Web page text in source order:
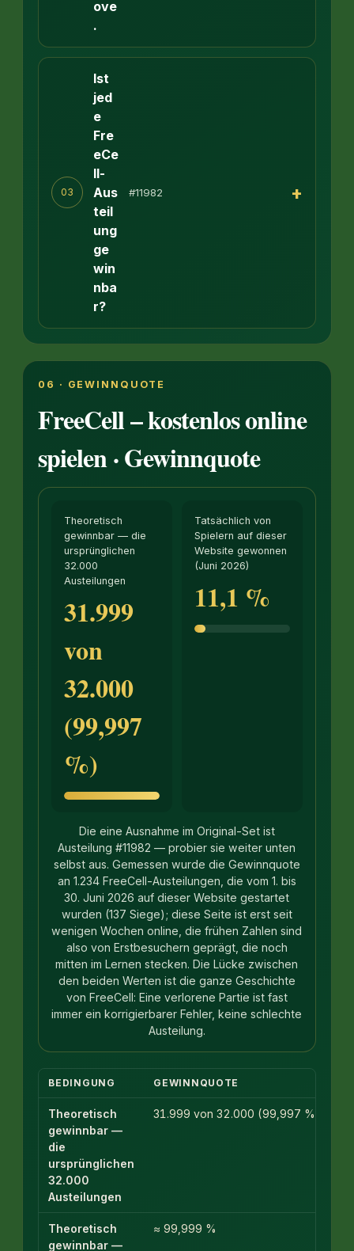
ove
.
03
Ist
jed
e
Fre
eCe
ll-
Aus
teil
ung
ge
win
nba
r?
#11982 +
06 · GEWINNQUOTE
FreeCell – kostenlos online
spielen · Gewinnquote
Theoretisch
gewinnbar — die
ursprünglichen
32.000
Austeilungen
31.999
von
32.000
(99,997
%)
Tatsächlich von
Spielern auf dieser
Website gewonnen
(Juni 2026)
11,1 %
Die eine Ausnahme im Original-Set ist
Austeilung #11982 — probier sie weiter unten
selbst aus. Gemessen wurde die Gewinnquote
an 1.234 FreeCell-Austeilungen, die vom 1. bis
30. Juni 2026 auf dieser Website gestartet
wurden (137 Siege); diese Seite ist erst seit
wenigen Wochen online, die frühen Zahlen sind
also von Erstbesuchern geprägt, die noch
mitten im Lernen stecken. Die Lücke zwischen
den beiden Werten ist die ganze Geschichte
von FreeCell: Eine verlorene Partie ist fast
immer ein korrigierbarer Fehler, keine schlechte
Austeilung.
BEDINGUNG GEWINNQUOTE
Theoretisch
gewinnbar —
die
ursprünglichen
32.000
Austeilungen
31.999 von 32.000 (99,997 %)
Theoretisch
gewinnbar —
≈ 99,999 %